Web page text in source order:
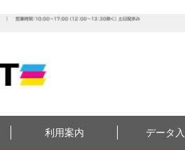
利用案内 データ